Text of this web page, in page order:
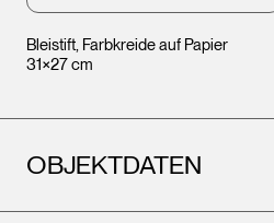
Bleistift, Farbkreide auf Papier
31×27 cm
OBJEKTDATEN